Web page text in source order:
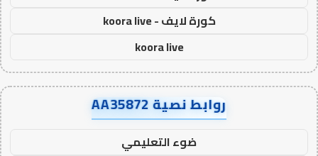
كورة لايف - koora live
koora live
روابط نصية AA35872
ضوء التعليمي